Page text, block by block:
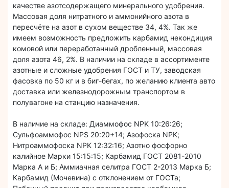
качестве азотсодержащего минерального удобрения.
Массовая доля нитратного и аммонийного азота в
пересчёте на азот в сухом веществе 34, 4%. Так же
имеем возможность предложить карбамид некондиция
комовой или переработанный дробленный, массовая
доля азота 46, 2%. В наличии на складе в ассортименте
азотные и сложные удобрения ГОСТ и ТУ, заводская
фасовка по 50 кг и в биг-бегах, по желанию клиента авто
доставка или железнодорожным транспортом в
полувагоне на станцию назначения.
В наличие на складе: Диаммофос NPK 10:26:26;
Сульфоаммофос NPS 20:20+14; Азофоска NPK;
Нитроаммофоска NPK 12:32:16; Азотно фосфорно
калийное Марки 15:15:15; Карбамид ГОСТ 2081-2010
Марка А и Б; Аммиачная селитра ГОСТ 2-2013 Марка Б;
Карбамид (Мочевина) с отклонением от ГОСТа;